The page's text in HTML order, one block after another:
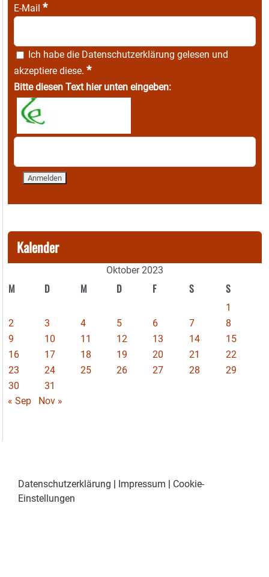
E-Mail *
Ich habe die Datenschutzerklärung gelesen und
akzeptiere diese. *
Bitte diesen Text hier unten eingeben:
Kalender
Oktober 2023
M D M D F S S
1
2
3 4 5 6 7
8
9
10 11 12 13 14
15
16
17 18 19 20 21
22
23
24 25 26 27 28
29
30
31
« Sep
Nov »
Datenschutzerklärung | Impressum | Cookie-
Einstellungen